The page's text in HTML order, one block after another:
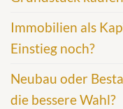
Immobilien als
Einstieg noch?
Neubau oder
die bessere Wahl?